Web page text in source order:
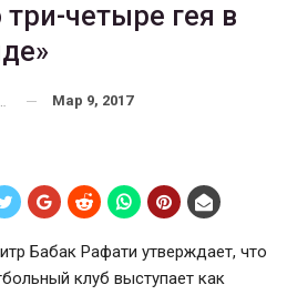
три-четыре гея в
Мар 9, 2017
Бабак Рафати утверждает, что
клуб выступает как